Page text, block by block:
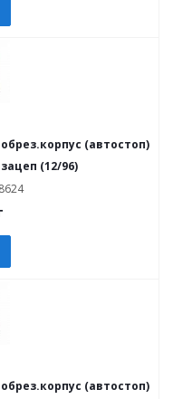
(автостоп)
(12/96)
(автостоп)